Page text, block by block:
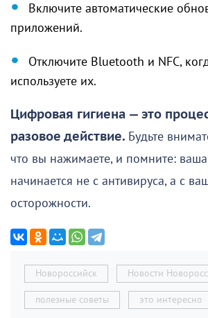
Включите автоматические
приложений.
Отключите Bluetooth и NFC,
используете их.
Цифровая гигиена — это
разовое действие. Будьте
что вы нажимаете, и помните: ваша
начинается не с антивируса, а с
осторожности.
Новороссийск Новости
полезные советы это интересно